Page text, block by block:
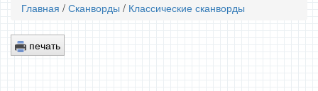
Главная / Сканворды / Классические сканворды
печать